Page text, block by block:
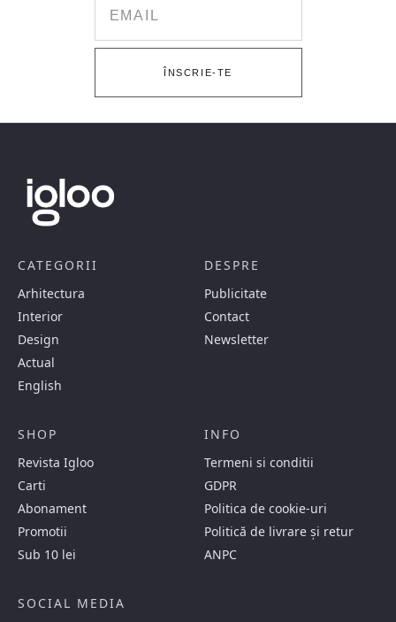
ÎNSCRIE-TE
CATEGORII
Arhitectura
Interior
Design
Actual
English
DESPRE
Publicitate
Contact
Newsletter
SHOP
Revista Igloo
Carti
Abonament
Promotii
Sub 10 lei
INFO
Termeni si conditii
GDPR
Politica de cookie-uri
Politică de livrare și retur
ANPC
SOCIAL MEDIA